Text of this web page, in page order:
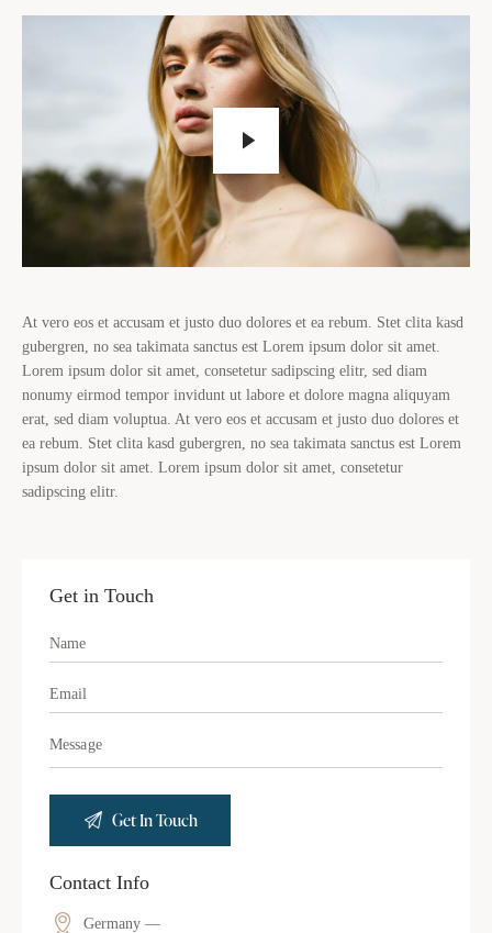
At vero eos et accusam et justo duo dolores et ea rebum. Stet clita kasd
gubergren, no sea takimata sanctus est Lorem ipsum dolor sit amet.
Lorem ipsum dolor sit amet, consetetur sadipscing elitr, sed diam
nonumy eirmod tempor invidunt ut labore et dolore magna aliquyam
erat, sed diam voluptua. At vero eos et accusam et justo duo dolores et
ea rebum. Stet clita kasd gubergren, no sea takimata sanctus est Lorem
ipsum dolor sit amet. Lorem ipsum dolor sit amet, consetetur
sadipscing elitr.
Get in Touch
Contact Info
Germany —